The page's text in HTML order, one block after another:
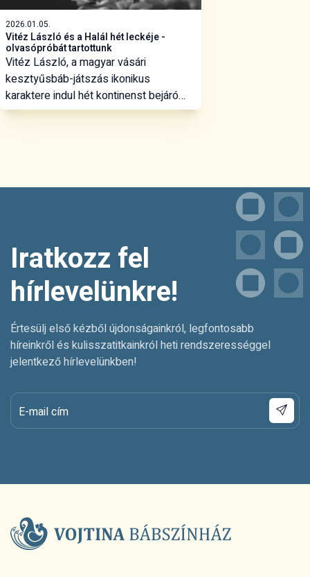
2026.01.05.
Vitéz László és a Halál hét leckéje -
olvasópróbát tartottunk
Vitéz László, a magyar vásári
kesztyűsbáb-játszás ikonikus
karaktere indul hét kontinenst bejáró
útjára Nagy Orsolya darabjában. A Vitéz
egy vombat és egy francia
molnárkisasszony is.
Iratkozz fel
hírlevelünkre!
Értesülj első kézből újdonságainkról, legfontosabb
híreinkről és kulisszatitkainkról heti rendszerességgel
jelentkező hírlevelünkben!
E-mail cím